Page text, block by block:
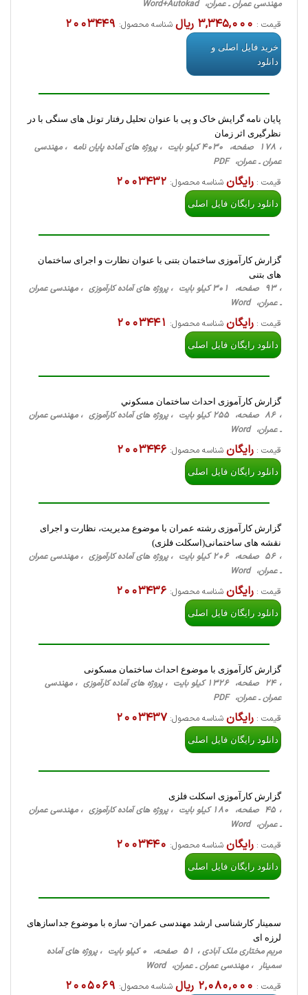
مهندسی عمران ـ عمران، Word+Autokad
قیمت : 3,345,000 ریال شناسه محصول: 2003449
خرید فایل اصلی و
دانلود
پايان نامه گرایش خاک و پی با عنوان تحلیل رفتار تونل های سنگی با در
نظرگیری اثر زمان
، 178 صفحه، 4030 کیلو بایت ، پروژه های آماده پایان نامه ، مهندسی
عمران ـ عمران، PDF
قیمت : رایگانشناسه محصول: 2003432
دانلود رایگان فایل اصلی
گزارش کارآموزی ساختمان بتنی با عنوان نظارت و اجرای ساختمان
های بتنی
، 93 صفحه، 301 کیلو بایت ، پروژه های آماده کارآموزی ، مهندسی عمران
ـ عمران، Word
قیمت : رایگانشناسه محصول: 2003441
دانلود رایگان فایل اصلی
گزارش کارآموزی احداث ساختمان مسكوني
، 86 صفحه، 255 کیلو بایت ، پروژه های آماده کارآموزی ، مهندسی عمران
ـ عمران، Word
قیمت : رایگانشناسه محصول: 2003446
دانلود رایگان فایل اصلی
گزارش کارآموزی رشته عمران با موضوع مدیریت، نظارت و اجرای
نقشه های ساختمانی(اسکلت فلزی)
، 56 صفحه، 206 کیلو بایت ، پروژه های آماده کارآموزی ، مهندسی عمران
ـ عمران، Word
قیمت : رایگانشناسه محصول: 2003436
دانلود رایگان فایل اصلی
گزارش کارآموزی با موضوع احداث ساختمان مسکونی
، 24 صفحه، 1326 کیلو بایت ، پروژه های آماده کارآموزی ، مهندسی
عمران ـ عمران، PDF
قیمت : رایگانشناسه محصول: 2003437
دانلود رایگان فایل اصلی
گزارش کارآموزی اسکلت فلزی
، 45 صفحه، 180 کیلو بایت ، پروژه های آماده کارآموزی ، مهندسی عمران
ـ عمران، Word
قیمت : رایگانشناسه محصول: 2003440
دانلود رایگان فایل اصلی
سمینار کارشناسی ارشد مهندسی عمران- سازه با موضوع جداسازهای
لرزه ای
مریم مختاری ملک آبادی ، 51 صفحه، 0 کیلو بایت ، پروژه های آماده
سمینار ، مهندسی عمران ـ عمران، Word
قیمت : 2,080,000 ریال شناسه محصول: 2005069